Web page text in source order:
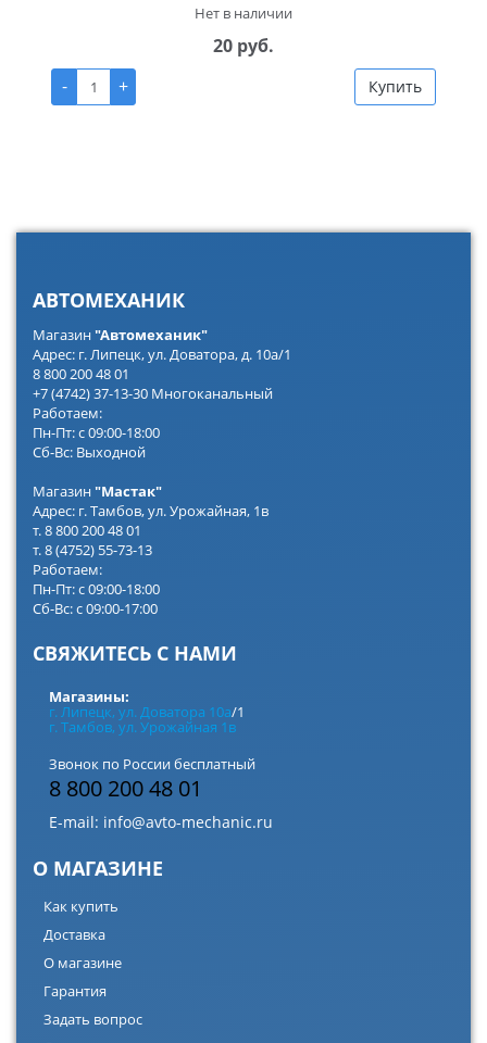
Нет в наличии
20 руб.
-
+ Купить
АВТОМЕХАНИК
Магазин"Автомеханик"
Адрес: г. Липецк, ул. Доватора, д. 10а/1
8 800 200 48 01
+7 (4742) 37-13-30 Многоканальный
Работаем:
Пн-Пт: с 09:00-18:00
Сб-Вс: Выходной
Магазин"Мастак"
Адрес: г. Тамбов, ул. Урожайная, 1в
т. 8 800 200 48 01
т. 8 (4752) 55-73-13
Работаем:
Пн-Пт: с 09:00-18:00
Сб-Вс: с 09:00-17:00
СВЯЖИТЕСЬ С НАМИ
Магазины:
г. Липецк, ул. Доватора 10а/1
г. Тамбов, ул. Урожайная 1в
Звонок по России бесплатный
8 800 200 48 01
E-mail: info@avto-mechanic.ru
О МАГАЗИНЕ
Как купить
Доставка
О магазине
Гарантия
Задать вопрос